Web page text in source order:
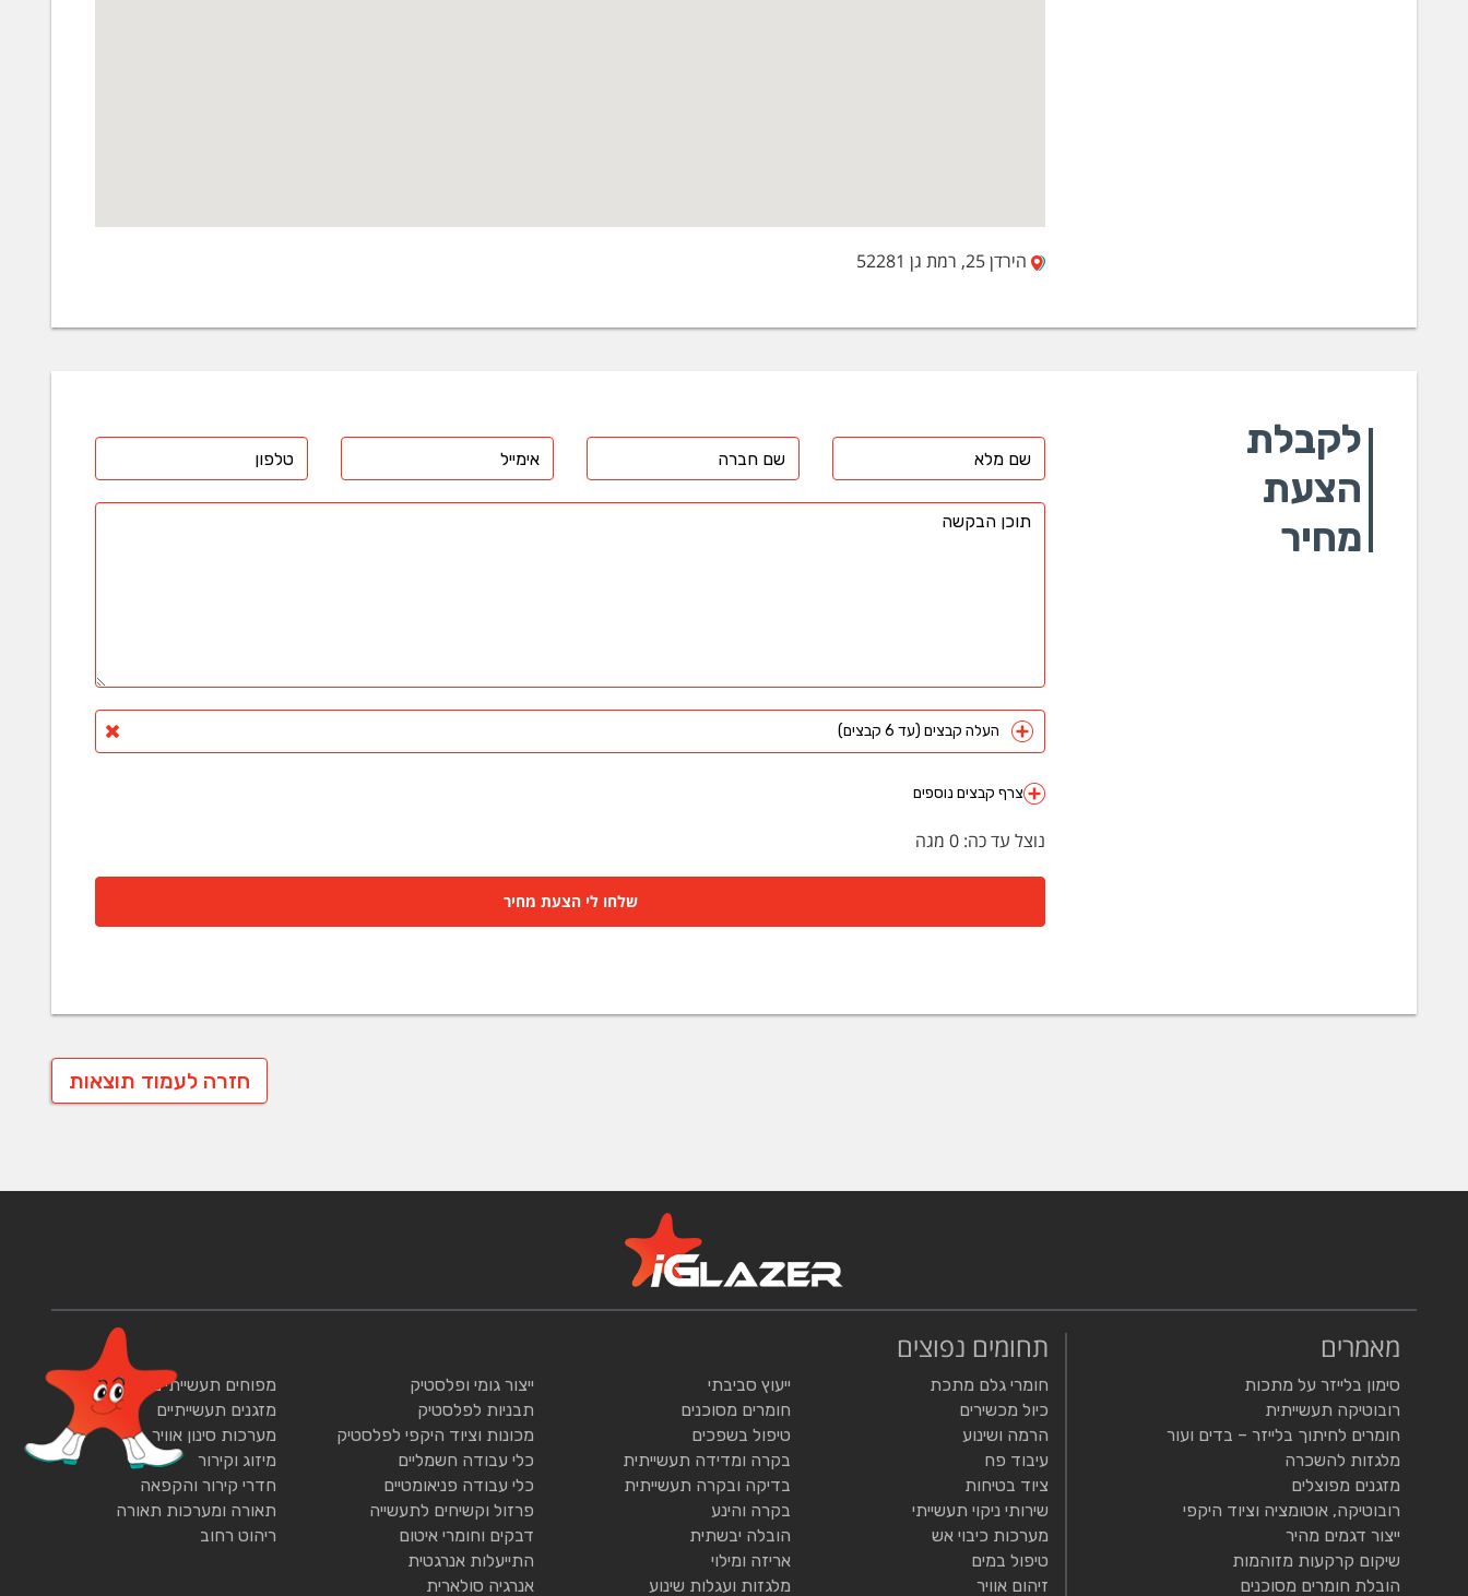
הירדן 25, רמת גן 52281
לקבלת
הצעת
מחיר
העלה קבצים (עד 6 קבצים)
צרף קבצים נוספים
נוצל עד כה: 0 מגה
שלחו לי הצעת מחיר
חזרה לעמוד תוצאות
מאמרים
סימון בלייזר על מתכות
רובוטיקה תעשייתית
חומרים לחיתוך בלייזר – בדים ועור
מלגזות להשכרה
מזגנים מפוצלים
רובוטיקה, אוטומציה וציוד היקפי
ייצור דגמים מהיר
שיקום קרקעות מזוהמות
הובלת חומרים מסוכנים
תחומים נפוצים
חומרי גלם מתכת
כיול מכשירים
הרמה ושינוע
עיבוד פח
ציוד בטיחות
שירותי ניקוי תעשייתי
מערכות כיבוי אש
טיפול במים
זיהום אוויר
ייעוץ סביבתי
חומרים מסוכנים
טיפול בשפכים
בקרה ומדידה תעשייתית
בדיקה ובקרה תעשייתית
בקרה והינע
הובלה יבשתית
אריזה ומילוי
מלגזות ועגלות שינוע
ייצור גומי ופלסטיק
תבניות לפלסטיק
מכונות וציוד היקפי לפלסטיק
כלי עבודה חשמליים
כלי עבודה פניאומטיים
פרזול וקשיחים לתעשייה
דבקים וחומרי איטום
התייעלות אנרגטית
אנרגיה סולארית
מפוחים תעשייתיים
מזגנים תעשייתיים
מערכות סינון אוויר
מיזוג וקירור
חדרי קירור והקפאה
תאורה ומערכות תאורה
ריהוט רחוב